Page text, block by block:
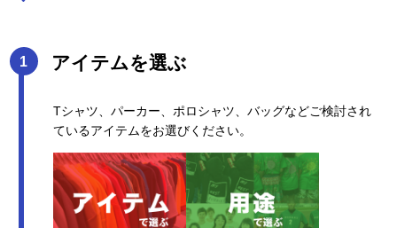
アイテムを選ぶ
Tシャツ、パーカー、ポロシャツ、バッグなどご検討され
ているアイテムをお選びください。